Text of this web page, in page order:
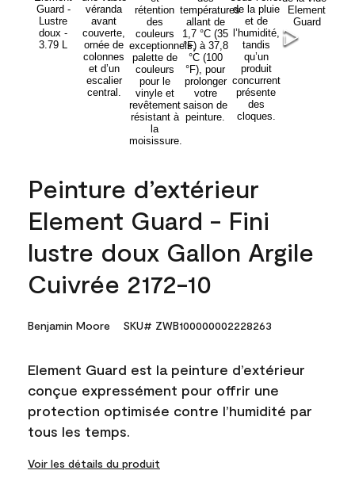
Peinture d’extérieur
Element Guard - Fini
lustre doux Gallon Argile
Cuivrée 2172-10
Benjamin Moore SKU# ZWB100000002228263
Element Guard est la peinture d’extérieur
conçue expressément pour offrir une
protection optimisée contre l’humidité par
tous les temps.
Voir les détails du produit